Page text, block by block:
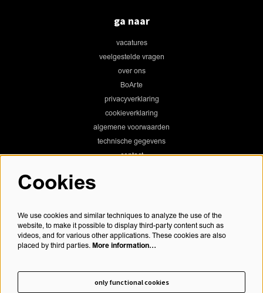
ga naar
vacatures
veelgestelde vragen
over ons
BoArte
privacyverklaring
cookieverklaring
algemene voorwaarden
technische gegevens
contact
Cookies
We use cookies and similar techniques to analyze the use of the
website, to make it possible to display third-party content such as
videos, and for various other applications. These cookies are also
placed by third parties. More information…
only functional cookies